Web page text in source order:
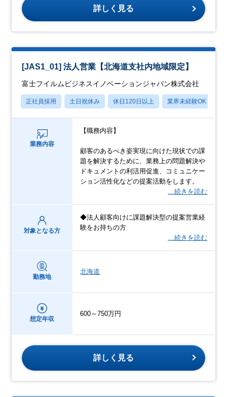
詳しく見る
[JAS1_01] 法人営業【北海道支社内地域限定】
富士フイルムビジネスイノベーションジャパン株式会社
正社員採用 土日祝休み 休日120日以上 業界未経験OK
業務内容
【職務内容】
顧客のあるべき姿実現に向けた現状での課
題を解決するために、業務上の問題解決や
ドキュメントの利活用促進、コミュニケー
ション活性化などの提案活動をします。
…続きを読む
対象となる方
◆法人顧客向けに課題解決型の提案営業経
験をお持ちの方
…続きを読む
勤務地
北海道
想定年収
600～750万円
詳しく見る